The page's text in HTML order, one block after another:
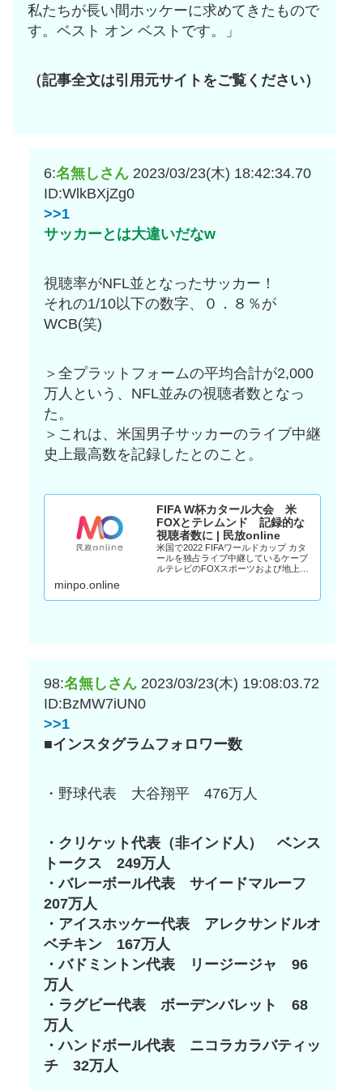
私たちが長い間ホッケーに求めてきたもので
す。ベスト オン ベストです。」
（記事全文は引用元サイトをご覧ください）
6:名無しさん 2023/03/23(木) 18:42:34.70
ID:WlkBXjZg0
>>1
サッカーとは大違いだなw
視聴率がNFL並となったサッカー！
それの1/10以下の数字、０．８％が
WCB(笑)
＞全プラットフォームの平均合計が2,000
万人という、NFL並みの視聴者数となっ
た。
＞これは、米国男子サッカーのライブ中継
史上最高数を記録したとのこと。
FIFA W杯カタール大会 米
FOXとテレムンド 記録的な
視聴者数に | 民放online
米国で2022 FIFAワールドカップ カタ
ールを独占ライブ中継しているケーブ
ルテレビのFOXスポーツおよび地上波
プステージから決勝トーナメント開始
minpo.online
98:名無しさん 2023/03/23(木) 19:08:03.72
ID:BzMW7iUN0
>>1
■インスタグラムフォロワー数
・野球代表 大谷翔平 476万人
・クリケット代表（非インド人） ベンス
トークス 249万人
・バレーボール代表 サイードマルーフ
207万人
・アイスホッケー代表 アレクサンドルオ
ベチキン 167万人
・バドミントン代表 リージージャ 96
万人
・ラグビー代表 ボーデンバレット 68
万人
・ハンドボール代表 ニコラカラバティッ
チ 32万人